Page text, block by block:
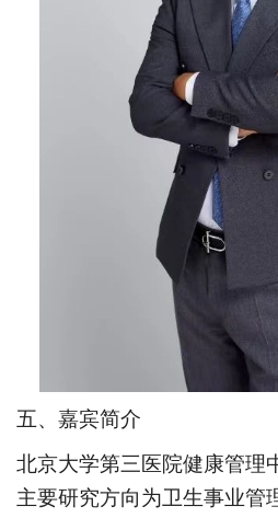
五、嘉宾简介
北京大学第三医院健康管理
主要研究方向为卫生事业管